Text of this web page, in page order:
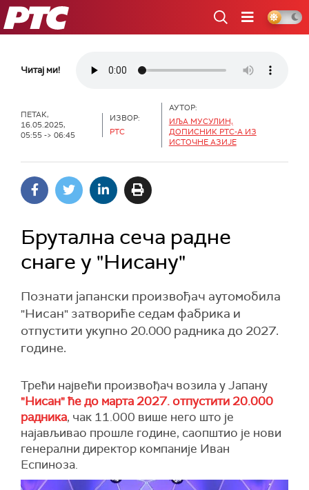
РТС
Читај ми!
ПЕТАК,
16.05.2025,
05:55 -> 06:45
ИЗВОР:
РТС
АУТОР:
ИЉА МУСУЛИН,
ДОПИСНИК РТС-А ИЗ
ИСТОЧНЕ АЗИЈЕ
Брутална сеча радне
снаге у "Нисану"
Познати јапански произвођач аутомобила
"Нисан" затвориће седам фабрика и
отпустити укупно 20.000 радника до 2027.
године.
Трећи највећи произвођач возила у Јапану
"Нисан" ће до марта 2027. отпустити 20.000
радника, чак 11.000 више него што је
најављивао прошле године, саопштио је нови
генерални директор компаније Иван
Еспиноза.